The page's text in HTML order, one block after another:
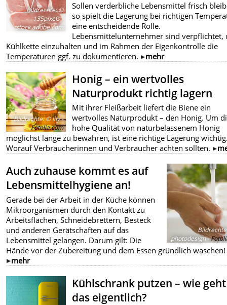
Bildrechte:©
135pixels -
stock.adobe.com
Sollen verderbliche Lebensmittel frisch
so spielt die Lagerung bei richtigen
eine entscheidende Rolle.
Lebensmittelunternehmer sind verpflichtet,
Kühlkette einzuhalten und im Rahmen der Eigenkontrolle die
Temperaturen ggf. zu dokumentieren.
mehr
Bildrechte:© lily -
Fotolia.com
Honig – ein wertvolles
Naturprodukt richtig lagern
Mit ihrer Fleißarbeit liefert die Biene ein
wertvolles Naturprodukt – den Honig. Um
hohe Qualität von naturbelassenem Honig
möglichst lange zu bewahren, ist eine richtige Lagerung
Worauf Verbraucherinnen und Verbraucher achten sollten.
Bildrechte
photodesign -
Auch zuhause kommt es auf
Lebensmittelhygiene an!
Gerade bei der Arbeit in der Küche können
Mikroorganismen durch den Kontakt zu
Arbeitsflächen, Schneidebrettern, Besteck
und anderen Gerätschaften auf das
Lebensmittel gelangen. Darum gilt: Die
Hände vor der Zubereitung und dem Essen gründlich waschen!
mehr
Kühlschrank putzen – wie geht
das eigentlich?